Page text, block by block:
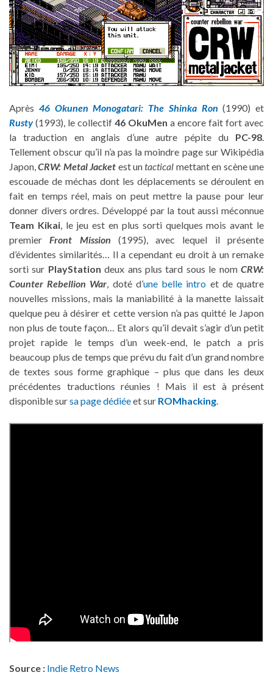
Après 46 Okunen Monogatari: The Shinka Ron (1990) et
Rusty(1993), le collectif 46 OkuMen a encore fait fort avec
la traduction en anglais d’une autre pépite du PC-98.
Tellement obscur qu’il n’a pas la moindre page sur Wikipédia
Japon,CRW: Metal Jacket est untactical mettant en scène une
escouade de méchas dont les déplacements se déroulent en
fait en temps réel, mais on peut mettre la pause pour leur
donner divers ordres. Développé par la tout aussi méconnue
Team Kikai, le jeu est en plus sorti quelques mois avant le
premierFront Mission (1995), avec lequel il présente
d’évidentes similarités… Il a cependant eu droit à un remake
sorti sur PlayStation deux ans plus tard sous le nomCRW:
Counter Rebellion War, doté d’une belle intro et de quatre
nouvelles missions, mais la maniabilité à la manette laissait
quelque peu à désirer et cette version n’a pas quitté le Japon
non plus de toute façon… Et alors qu’il devait s’agir d’un petit
projet rapide le temps d’un week-end, le patch a pris
beaucoup plus de temps que prévu du fait d’un grand nombre
de textes sous forme graphique – plus que dans les deux
précédentes traductions réunies ! Mais il est à présent
disponible sursa page dédiéeet sur ROMhacking.
Source : Indie Retro News